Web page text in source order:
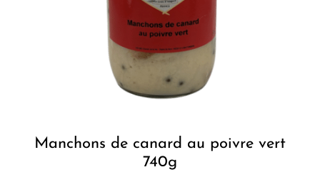
Manchons de canard au poivre vert
740g